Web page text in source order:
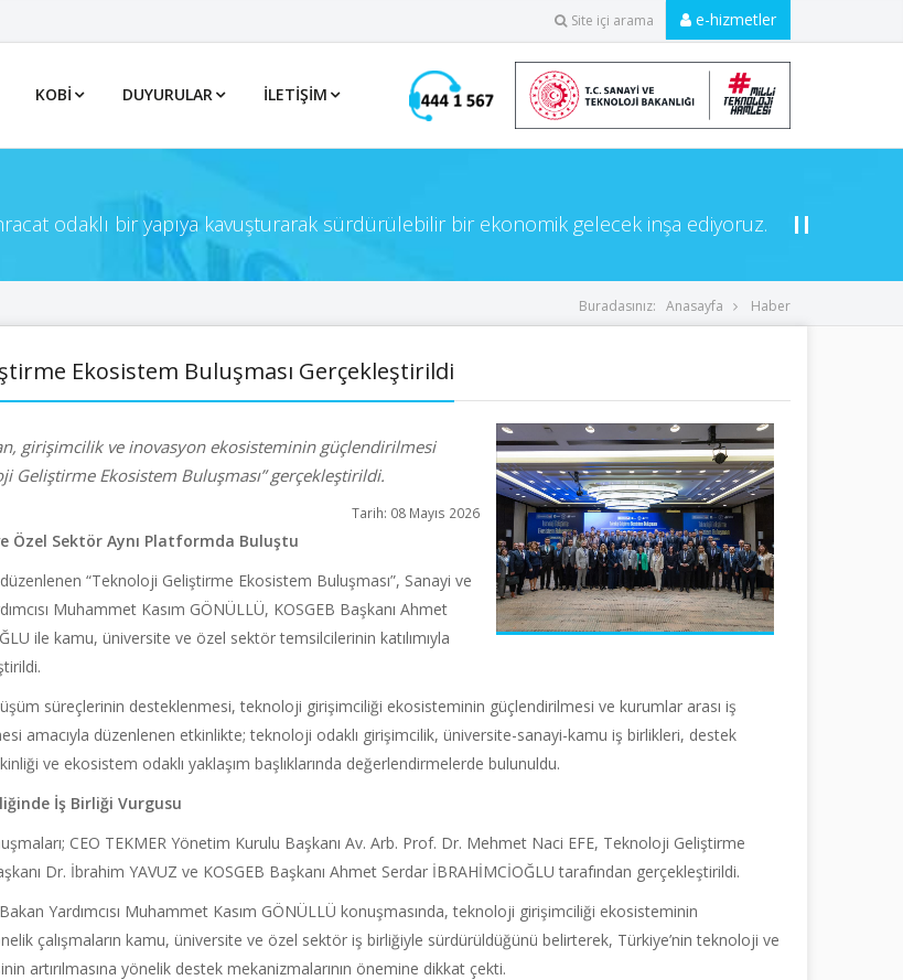
Site içi arama e-hizmetler
KOBİ DUYURULAR İLETIŞIM
odaklı bir yapıya kavuşturarak sürdürülebilir bir ekonomik gelecek inşa ediyoruz.
Buradasınız: Anasayfa Haber
Ekosistem Buluşması Gerçekleştirildi
girişimcilik ve inovasyon ekosisteminin güçlendirilmesi
Geliştirme Ekosistem Buluşması” gerçekleştirildi.
Tarih: 08 Mayıs 2026
Özel Sektör Aynı Platformda Buluştu
“Teknoloji Geliştirme Ekosistem Buluşması”, Sanayi ve
Muhammet Kasım GÖNÜLLÜ, KOSGEB Başkanı Ahmet
ile kamu, üniversite ve özel sektör temsilcilerinin katılımıyla
süreçlerinin desteklenmesi, teknoloji girişimciliği ekosisteminin güçlendirilmesi ve kurumlar arası iş
amacıyla düzenlenen etkinlikte; teknoloji odaklı girişimcilik, üniversite-sanayi-kamu iş birlikleri, destek
ve ekosistem odaklı yaklaşım başlıklarında değerlendirmelerde bulunuldu.
İş Birliği Vurgusu
CEO TEKMER Yönetim Kurulu Başkanı Av. Arb. Prof. Dr. Mehmet Naci EFE, Teknoloji Geliştirme
Dr. İbrahim YAVUZ ve KOSGEB Başkanı Ahmet Serdar İBRAHİMCİOĞLU tarafından gerçekleştirildi.
Yardımcısı Muhammet Kasım GÖNÜLLÜ konuşmasında, teknoloji girişimciliği ekosisteminin
çalışmaların kamu, üniversite ve özel sektör iş birliğiyle sürdürüldüğünü belirterek, Türkiye’nin teknoloji ve
artırılmasına yönelik destek mekanizmalarının önemine dikkat çekti.